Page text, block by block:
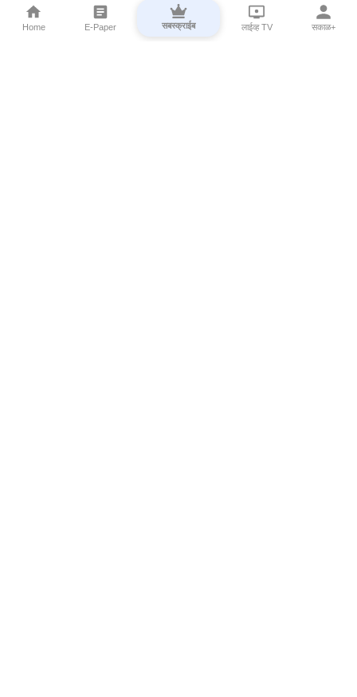
Home E-Paper सबस्क्राईब लाईव्ह TV सकाळ+